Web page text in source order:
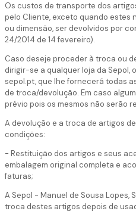
Os custos de transporte dos
pelo Cliente, exceto quando estes
ou dimensão, ser devolvidos por
24/2014 de 14 fevereiro).
Caso deseje proceder à troca ou
dirigir-se a qualquer loja da Sepol,
sepol.pt, que lhe fornecerá todas
de troca/devolução. Em caso
prévio pois os mesmos não serão
A devolução e a troca de artigos
condições:
- Restituição dos artigos e seus
embalagem original completa e
faturas;
A Sepol - Manuel de Sousa Lopes,
troca destes artigos depois de